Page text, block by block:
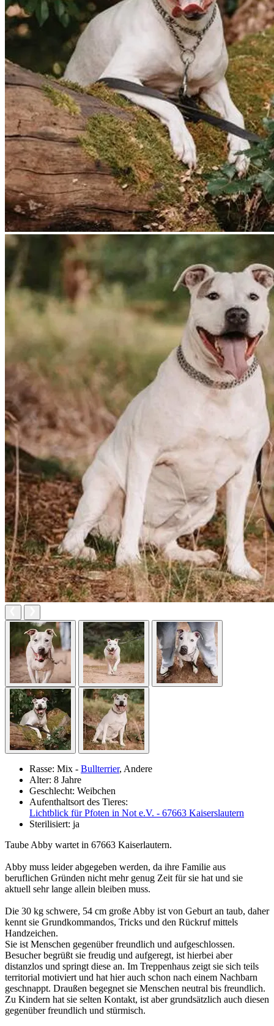
Rasse: Mix - Bullterrier, Andere
Alter: 8 Jahre
Geschlecht: Weibchen
Aufenthaltsort des Tieres:
Lichtblick für Pfoten in Not e.V. - 67663 Kaiserslautern
Sterilisiert: ja
Taube Abby wartet in 67663 Kaiserlautern.
Abby muss leider abgegeben werden, da ihre Familie aus
beruflichen Gründen nicht mehr genug Zeit für sie hat und sie
aktuell sehr lange allein bleiben muss.
Die 30 kg schwere, 54 cm große Abby ist von Geburt an taub, daher
kennt sie Grundkommandos, Tricks und den Rückruf mittels
Handzeichen.
Sie ist Menschen gegenüber freundlich und aufgeschlossen.
Besucher begrüßt sie freudig und aufgeregt, ist hierbei aber
distanzlos und springt diese an. Im Treppenhaus zeigt sie sich teils
territorial motiviert und hat hier auch schon nach einem Nachbarn
geschnappt. Draußen begegnet sie Menschen neutral bis freundlich.
Zu Kindern hat sie selten Kontakt, ist aber grundsätzlich auch diesen
gegenüber freundlich und stürmisch.